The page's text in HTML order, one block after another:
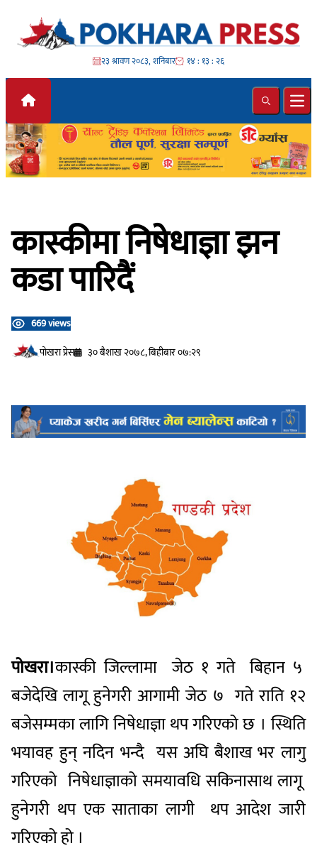
Skip to content
२३ श्रावण २०८३, शनिबार १४ : १३ : २८
Search
कास्कीमा निषेधाज्ञा झन
कडा पारिदैं
669 views
प‍ोखरा प्रेस
३० बैशाख २०७८, बिहीबार ०७:२९
पोखरा।कास्की जिल्लामा जेठ १ गते बिहान ५
बजेदेखि लागू हुनेगरी आगामी जेठ ७ गते राति १२
बजेसम्मका लागि निषेधाज्ञा थप गरिएको छ । स्थिति
भयावह हुन् नदिन भन्दै यस अघि बैशाख भर लागु
गरिएको निषेधाज्ञाको समयावधि सकिनासाथ लागू
हुनेगरी थप एक साताका लागी थप आदेश जारी
गरिएको हो ।